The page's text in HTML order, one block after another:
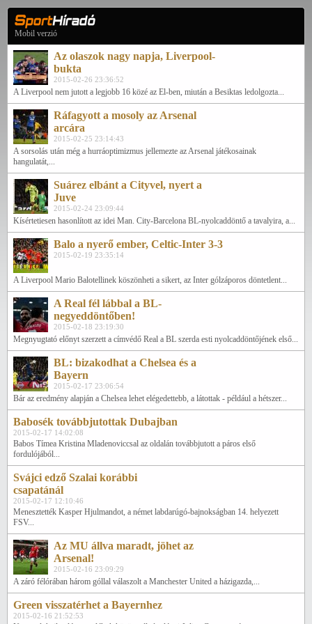
Mobil verzió
Az olaszok nagy napja, Liverpool-
bukta
2015-02-26 23:36:52
A Liverpool nem jutott a legjobb 16 közé az El-ben, miután a Besiktas ledolgozta...
Ráfagyott a mosoly az Arsenal
arcára
2015-02-25 23:14:43
A sorsolás után még a hurráoptimizmus jellemezte az Arsenal játékosainak
hangulatát,...
Suárez elbánt a Cityvel, nyert a
Juve
2015-02-24 23:09:44
Kísértetiesen hasonlított az idei Man. City-Barcelona BL-nyolcaddöntő a tavalyira, a...
Balo a nyerő ember, Celtic-Inter 3-3
2015-02-19 23:35:14
A Liverpool Mario Balotellinek köszönheti a sikert, az Inter gólzáporos döntetlent...
A Real fél lábbal a BL-
negyeddöntőben!
2015-02-18 23:19:30
Megnyugtató előnyt szerzett a címvédő Real a BL szerda esti nyolcaddöntőjének első...
BL: bizakodhat a Chelsea és a
Bayern
2015-02-17 23:06:54
Bár az eredmény alapján a Chelsea lehet elégedettebb, a látottak - például a hétszer...
Babosék továbbjutottak Dubajban
2015-02-17 14:02:08
Babos Tímea Kristina Mladenoviccsal az oldalán továbbjutott a páros első
fordulójából...
Svájci edző Szalai korábbi
csapatánál
2015-02-17 12:10:46
Menesztették Kasper Hjulmandot, a német labdarúgó-bajnokságban 14. helyezett
FSV...
Az MU állva maradt, jöhet az
Arsenal!
2015-02-16 23:09:29
A záró félórában három góllal válaszolt a Manchester United a házigazda,...
Green visszatérhet a Bayernhez
2015-02-16 21:52:53